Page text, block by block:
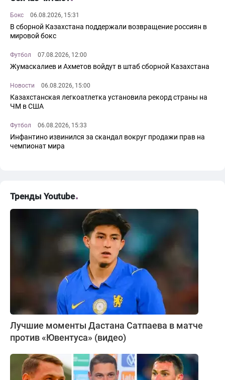
Бокс 06.08.2026, 15:31
В сборной Казахстана поддержали возвращение россиян в
мировой бокс
Футбол 07.08.2026, 12:00
Жумаскалиев и Ахметов войдут в штаб сборной Казахстана
Новости 06.08.2026, 15:00
Казахстанская легкоатлетка установила рекорд страны на
ЧМ в США
Футбол 06.08.2026, 15:33
Инфантино извинился за скандал вокруг продажи прав на
чемпионат мира
Тренды Youtube
Лучшие моменты Дастана Сатпаева в матче
против «Ювентуса» (видео)